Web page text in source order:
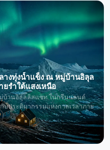
างทุ่งน้ำแข็ง ณ หมู่บ้านอิลุล
รำใต้แสงเหนือ
บ้านอิลุลลิสแซท ในกรีนแลนด์
ประติมากรรมแห่งกาลเวลาภาย